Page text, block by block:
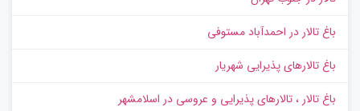
باغ تالار در احمدآباد مستوفی
باغ تالارهای پذیرایی شهریار
باغ تالار ، تالارهای پذیرایی و عروسی در اسلامشهر